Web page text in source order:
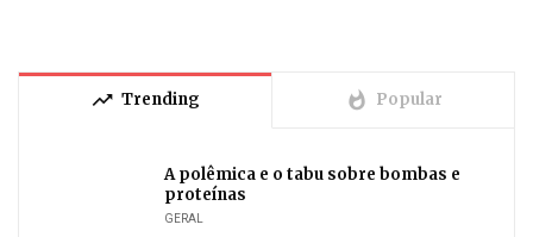
trending_up Trending whatshot Popular
A polêmica e o tabu sobre bombas e
proteínas
GERAL